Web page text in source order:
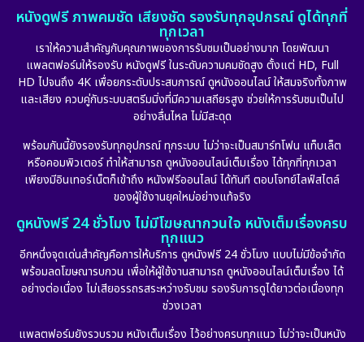
หนังดูฟรี ภาพคมชัด เสียงชัด รองรับทุกอุปกรณ์ ดูได้ทุกที่
ทุกเวลา
เราให้ความสำคัญกับคุณภาพของการรับชมเป็นอย่างมาก โดยพัฒนา
แพลตฟอร์มให้รองรับ หนังดูฟรี ในระดับความคมชัดสูง ตั้งแต่ HD, Full
HD ไปจนถึง 4K เพื่อยกระดับประสบการณ์ ดูหนังออนไลน์ ให้สมจริงทั้งภาพ
และเสียง ควบคู่กับระบบสตรีมมิ่งที่มีความเสถียรสูง ช่วยให้การรับชมเป็นไป
อย่างลื่นไหล ไม่มีสะดุด
พร้อมกันนี้ยังรองรับทุกอุปกรณ์ ทุกระบบ ไม่ว่าจะเป็นสมาร์ทโฟน แท็บเล็ต
หรือคอมพิวเตอร์ ทำให้สามารถ ดูหนังออนไลน์เต็มเรื่อง ได้ทุกที่ทุกเวลา
เพียงมีอินเทอร์เน็ตก็เข้าถึง หนังฟรีออนไลน์ ได้ทันที ตอบโจทย์ไลฟ์สไตล์
ของผู้ใช้งานยุคใหม่อย่างแท้จริง
ดูหนังฟรี 24 ชั่วโมง ไม่มีโฆษณากวนใจ หนังเต็มเรื่องครบ
ทุกแนว
อีกหนึ่งจุดเด่นสำคัญคือการให้บริการ ดูหนังฟรี 24 ชั่วโมง แบบไม่มีข้อจำกัด
พร้อมลดโฆษณารบกวน เพื่อให้ผู้ใช้งานสามารถ ดูหนังออนไลน์เต็มเรื่อง ได้
อย่างต่อเนื่อง ไม่เสียอรรถรสระหว่างรับชม รองรับการดูได้ยาวต่อเนื่องทุก
ช่วงเวลา
แพลตฟอร์มยังรวบรวม หนังเต็มเรื่อง ไว้อย่างครบทุกแนว ไม่ว่าจะเป็นหนัง